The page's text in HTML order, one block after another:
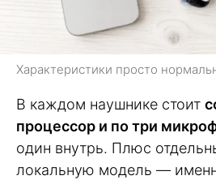
Характеристики просто
В каждом наушнике стоит
процессор и по три
один внутрь. Плюс
локальную модель —